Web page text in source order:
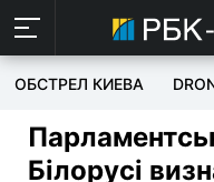
ОБСТРЕЛ КИЕВА
Білорусі